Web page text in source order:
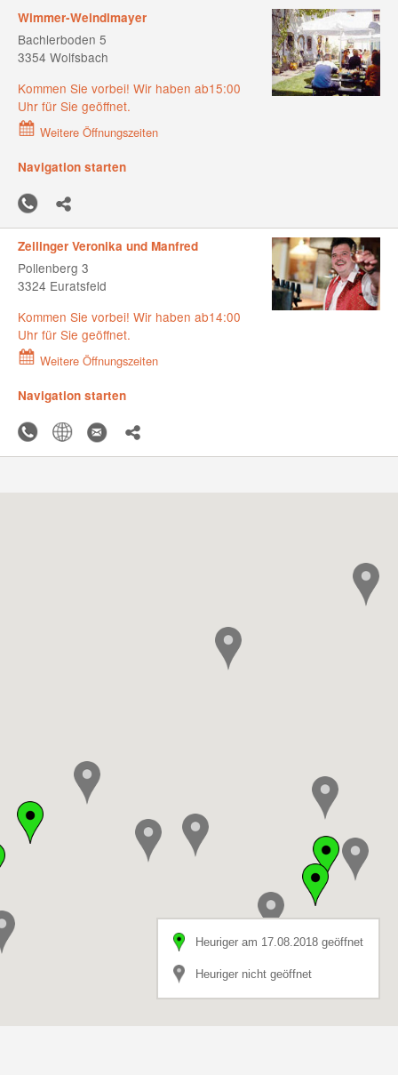
Wimmer-Weindlmayer
Bachlerboden 5
3354 Wolfsbach
Kommen Sie vorbei! Wir haben ab15:00
Uhr für Sie geöffnet.
Weitere Öffnungszeiten
Navigation starten
Zeilinger Veronika und Manfred
Pollenberg 3
3324 Euratsfeld
Kommen Sie vorbei! Wir haben ab14:00
Uhr für Sie geöffnet.
Weitere Öffnungszeiten
Navigation starten
Heuriger am 17.08.2018 geöffnet
Heuriger nicht geöffnet